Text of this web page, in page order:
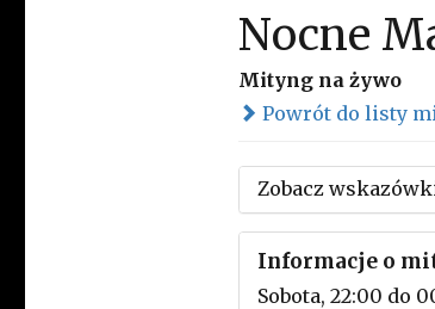
Nocne
Mityng na żywo
Powrót do listy
Zobacz
Informacje o
Sobota, 22:00 do